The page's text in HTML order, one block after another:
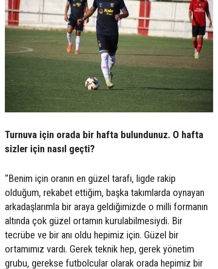
Turnuva için orada bir hafta bulundunuz. O hafta
sizler için nasıl geçti?
“Benim için oranın en güzel tarafı, ligde rakip
olduğum, rekabet ettiğim, başka takımlarda oynayan
arkadaşlarımla bir araya geldiğimizde o milli formanın
altında çok güzel ortamın kurulabilmesiydi. Bir
tecrübe ve bir anı oldu hepimiz için. Güzel bir
ortamımız vardı. Gerek teknik hep, gerek yönetim
grubu, gerekse futbolcular olarak orada hepimiz bir